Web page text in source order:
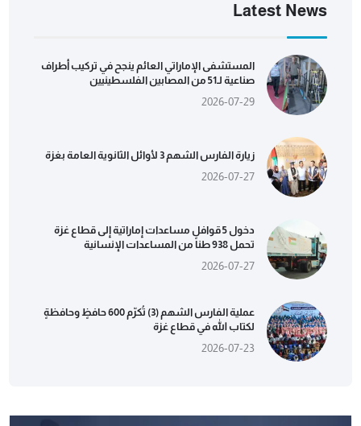
Latest News
المستشفى الإماراتي العائم ينجح في تركيب أطراف
صناعية لـ51 من المصابين الفلسطينيين
2026-07-29
زيارة الفارس الشهم 3 لأوائل الثانوية العامة بغزة
2026-07-27
دخول 5 قوافل مساعدات إماراتية إلى قطاع غزة
تحمل 938 طناً من المساعدات الإنسانية
2026-07-27
عملية الفارس الشهم (3) تُكرّم 600 حافظٍ وحافظةٍ
لكتاب الله في قطاع غزة
2026-07-23